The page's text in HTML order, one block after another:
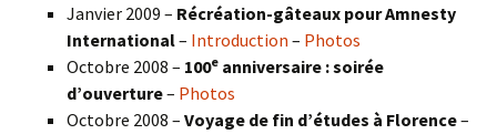
Janvier 2009 – Récréation-gâteaux pour Amnesty
International– Introduction – Photos
Octobre 2008 – 100e anniversaire : soirée
d’ouverture– Photos
Octobre 2008 – Voyage de fin d’études à Florence–